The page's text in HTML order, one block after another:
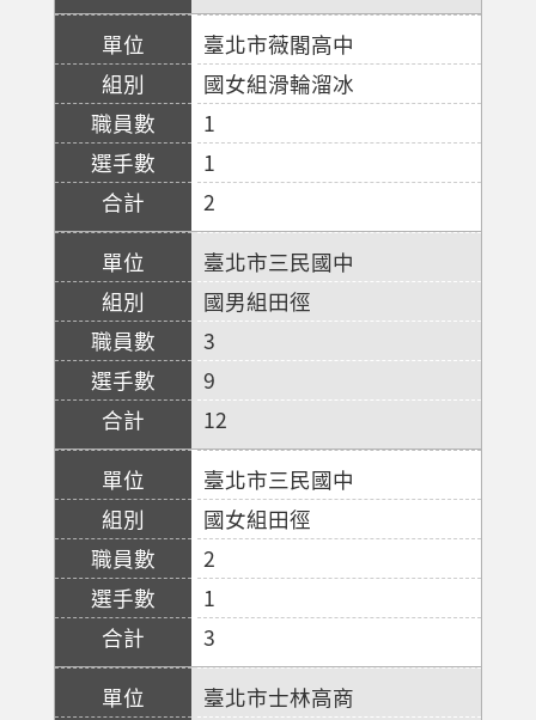
臺北市薇閣高中
國女組滑輪溜冰
1
1
2
臺北市三民國中
國男組田徑
3
9
12
臺北市三民國中
國女組田徑
2
1
3
臺北市士林高商